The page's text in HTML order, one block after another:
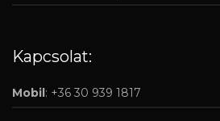
Kapcsolat:
Mobil: +36 30 939 1817